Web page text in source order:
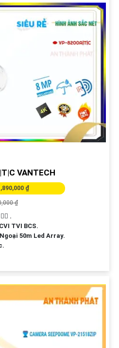
VANTECH
₫
₫
.
TVI BCS.
50m Led Array.